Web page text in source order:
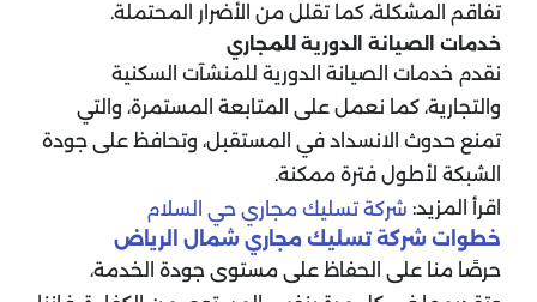
تفاقم المشكلة، كما تقلل من الأضرار المحتملة.
خدمات الصيانة الدورية للمجاري
نقدم خدمات الصيانة الدورية للمنشآت السكنية
والتجارية، كما نعمل على المتابعة المستمرة، والتي
تمنع حدوث الانسداد في المستقبل، وتحافظ على جودة
الشبكة لأطول فترة ممكنة.
اقرأ المزيد: شركة تسليك مجاري حي السلام
خطوات شركة تسليك مجاري شمال الرياض
حرصًا منا على الحفاظ على مستوى جودة الخدمة،